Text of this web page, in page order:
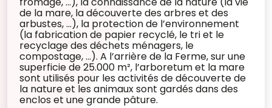
de la mare, la découverte des arbres et des
arbustes, ...), la protection de l’environnement
(la fabrication de papier recyclé, le tri et le
recyclage des déchets ménagers, le
compostage, ...). A l’arrière de la Ferme, sur une
superficie de 25.000 m², l’arboretum et la mare
sont utilisés pour les activités de découverte de
la nature et les animaux sont gardés dans des
enclos et une grande pâture.